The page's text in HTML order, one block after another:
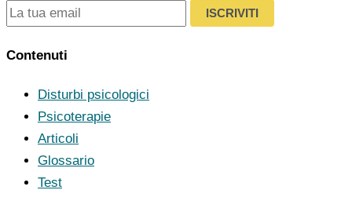
ISCRIVITI
Contenuti
Disturbi psicologici
Psicoterapie
Articoli
Glossario
Test